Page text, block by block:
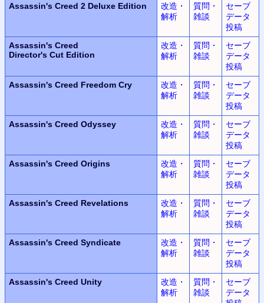
Assassin's Creed 2 Deluxe Edition
改造・
解析
質問・
雑談
セーブ
データ
投稿
Assassin's Creed
Director's Cut Edition
改造・
解析
質問・
雑談
セーブ
データ
投稿
Assassin's Creed Freedom Cry
改造・
解析
質問・
雑談
セーブ
データ
投稿
Assassin's Creed Odyssey
改造・
解析
質問・
雑談
セーブ
データ
投稿
Assassin's Creed Origins
改造・
解析
質問・
雑談
セーブ
データ
投稿
Assassin's Creed Revelations
改造・
解析
質問・
雑談
セーブ
データ
投稿
Assassin's Creed Syndicate
改造・
解析
質問・
雑談
セーブ
データ
投稿
Assassin's Creed Unity
改造・
解析
質問・
雑談
セーブ
データ